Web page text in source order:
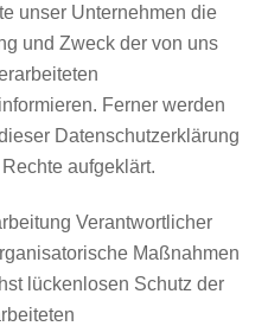
unser Unternehmen die
und Zweck der von uns
Ferner werden
Datenschutzerklärung
aufgeklärt.
Verantwortlicher
Maßnahmen
lückenlosen Schutz der